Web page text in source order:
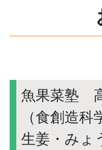
魚果菜塾
（食創造
生姜・みょ